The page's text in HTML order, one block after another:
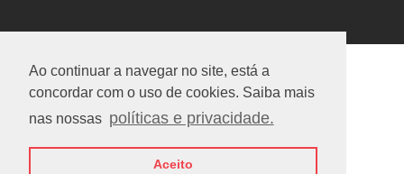
Ao continuar a navegar no site, está a
concordar com o uso de cookies. Saiba mais
nas nossas políticas e privacidade.
Aceito